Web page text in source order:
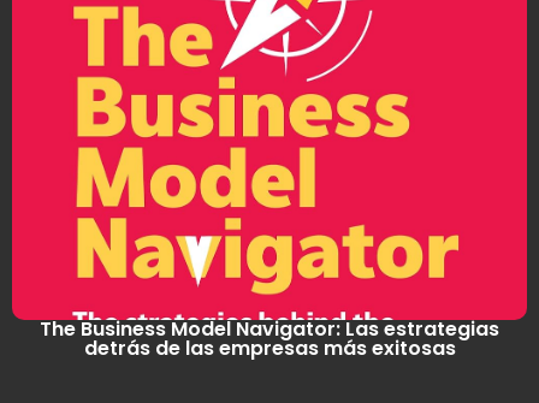
The Business Model Navigator: Las estrategias
detrás de las empresas más exitosas